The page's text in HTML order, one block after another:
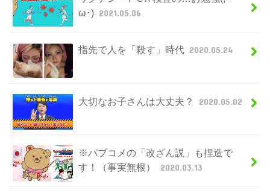
ω･) 2021.05.06
指先で人を「殺す」時代 2020.05.24
大切なお子さんは大丈夫？ 2020.05.02
※パブコメの「改ざん説」も捏造で
す！（事実無根）
2020.03.13